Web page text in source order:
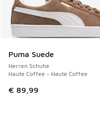
Puma Suede
Herren Schuhe
Haute Coffee - Haute Coffee
€ 89,99